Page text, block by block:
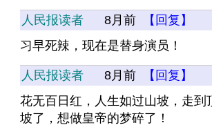
人民报读者 8月前
【回复】
习早死辣，现在是替身演员！
人民报读者 8月前
【回复】
花无百日红，人生如过山坡，走到
坡了，想做皇帝的梦碎了！